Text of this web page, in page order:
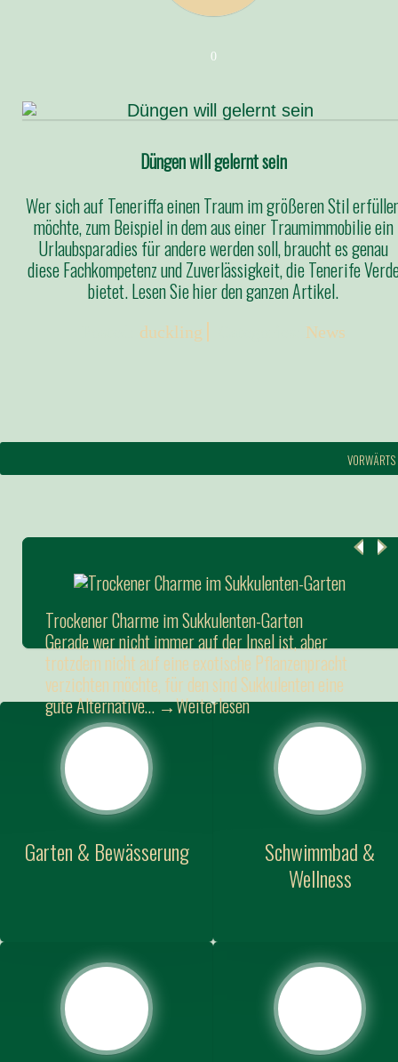
0
Düngen will gelernt sein
Wer sich auf Teneriffa einen Traum im größeren Stil
möchte, zum Beispiel in dem aus einer Traumimmobilie ein
Urlaubsparadies für andere werden soll, braucht es genau
diese Fachkompetenz und Zuverlässigkeit, die Tenerife
bietet. Lesen Sie hier den ganzen Artikel.
duckling News
VORWÄRTS
Trockener Charme im Sukkulenten-Garten
Gerade wer nicht immer auf der Insel ist, aber
trotzdem nicht auf eine exotische Pflanzenpracht
verzichten möchte, für den sind Sukkulenten eine
gute Alternative…→Weiterlesen
Garten & Bewässerung
Schwimmbad &
Wellness